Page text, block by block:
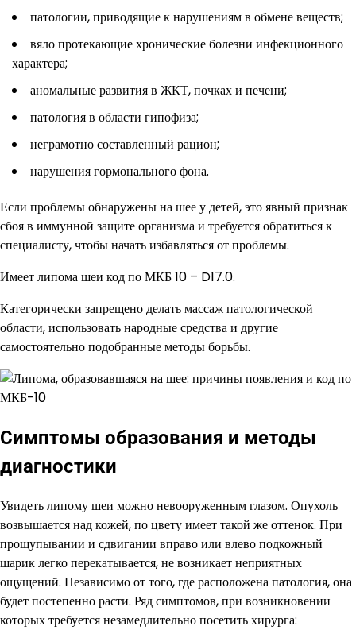
патологии, приводящие к нарушениям в обмене веществ;
вяло протекающие хронические болезни инфекционного
характера;
аномальные развития в ЖКТ, почках и печени;
патология в области гипофиза;
неграмотно составленный рацион;
нарушения гормонального фона.
Если проблемы обнаружены на шее у детей, это явный признак
сбоя в иммунной защите организма и требуется обратиться к
специалисту, чтобы начать избавляться от проблемы.
Имеет липома шеи код по МКБ 10 – D17.0.
Категорически запрещено делать массаж патологической
области, использовать народные средства и другие
самостоятельно подобранные методы борьбы.
Симптомы образования и методы
диагностики
Увидеть липому шеи можно невооруженным глазом. Опухоль
возвышается над кожей, по цвету имеет такой же оттенок. При
прощупывании и сдвигании вправо или влево подкожный
шарик легко перекатывается, не возникает неприятных
ощущений. Независимо от того, где расположена патология, она
будет постепенно расти. Ряд симптомов, при возникновении
которых требуется незамедлительно посетить хирурга: